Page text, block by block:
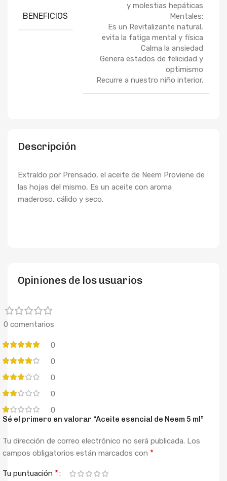
Descripción
Extraído por Prensado, el aceite de Neem Proviene de
las hojas del mismo, Es un aceite con aroma
maderoso, cálido y seco.
BENEFICIOS
y molestias hepáticas
Mentales:
Es un Revitalizante natural,
evita la fatiga mental y física
Calma la ansiedad
Genera estados de felicidad y
optimismo
Recurre a nuestro niño interior.
Opiniones de los usuarios
0 comentarios
0
0
0
0
0
Sé el primero en valorar “Aceite esencial de Neem 5 ml”
Tu dirección de correo electrónico no será publicada. Los
campos obligatorios están marcados con *
Tu puntuación *